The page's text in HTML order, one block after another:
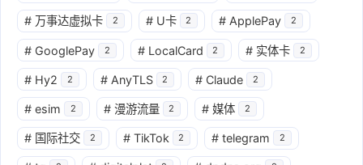
# 万事达虚拟卡 2 # U卡 2 # ApplePay 2
# GooglePay 2 # LocalCard 2 # 实体卡 2
# Hy2 2 # AnyTLS 2 # Claude 2
# esim 2 # 漫游流量 2 # 媒体 2
# 国际社交 2 # TikTok 2 # telegram 2